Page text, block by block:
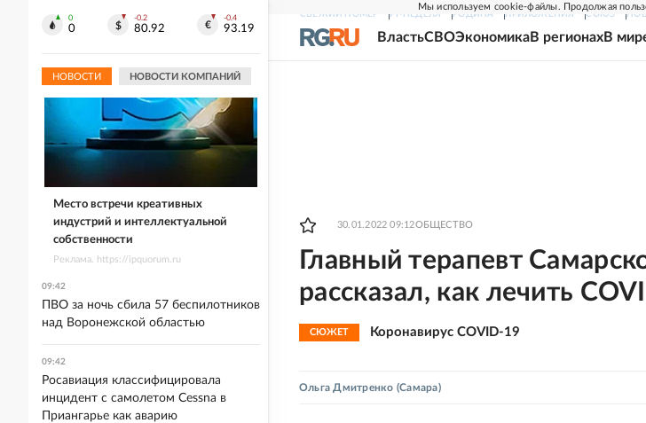
Мы используем cookie-файлы. Продолжая
СВЕЖИЙ НОМЕР РГ-НЕДЕЛЯ РОДИНА ПРИЛОЖЕНИЯ СОЮЗ
ВластьСВОЭкономикаВ регионахВ
30.01.2022 09:12ОБЩЕСТВО
Главный терапевт
рассказал, как лечить
СЮЖЕТ Коронавирус COVID-19
Ольга Дмитренко (Самара)
0
0
-0.2
80.92
-0.4
93.19
НОВОСТИ НОВОСТИ КОМПАНИЙ
Место встречи креативных
индустрий и интеллектуальной
собственности
Реклама. https://ipquorum.ru
09:42
ПВО за ночь сбила 57 беспилотников
над Воронежской областью
09:42
Росавиация классифицировала
инцидент с самолетом Cessna в
Приангарье как аварию